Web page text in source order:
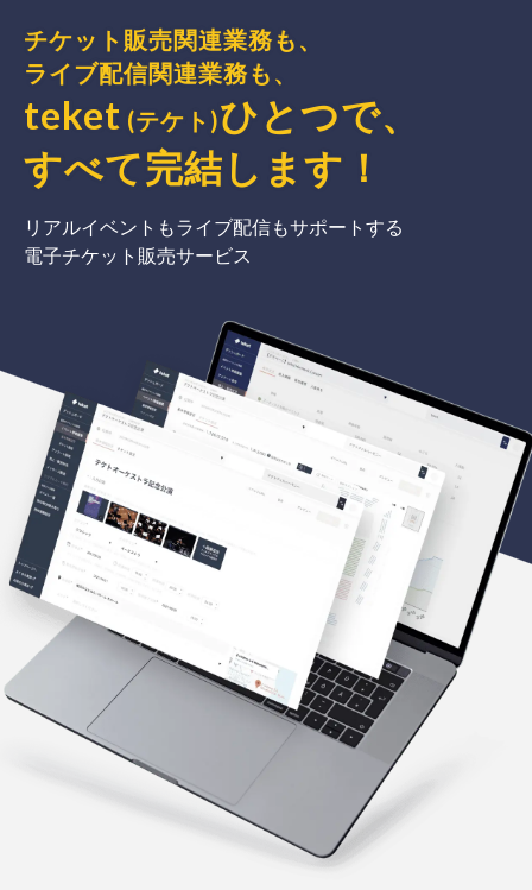
チケット販売関連業務も、
ライブ配信関連業務も、
teket (テケト)ひとつで、
すべて完結 します ！
リアルイベントもライブ配信もサポートする
電子チケット販売サービス